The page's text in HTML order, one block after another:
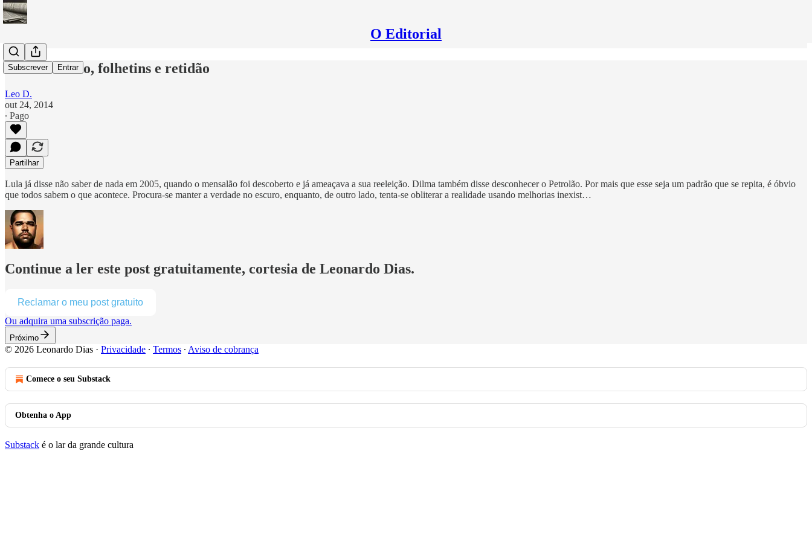
O Editorial
Subscrever Entrar
Saber de tudo, folhetins e retidão
Leo D.
out 24, 2014
∙ Pago
Partilhar
Lula já disse não saber de nada em 2005, quando o mensalão foi descoberto e já ameaçava a sua reeleição. Dilma também disse desconhecer o Petrolão. Por mais que esse seja um padrão que se repita, é óbvio
que todos sabem o que acontece. Procura-se manter a verdade no escuro, enquanto, de outro lado, tenta-se obliterar a realidade usando melhorias inexist…
Continue a ler este post gratuitamente, cortesia de Leonardo Dias.
Reclamar o meu post gratuito
Ou adquira uma subscrição paga.
Próximo
© 2026 Leonardo Dias · Privacidade ∙ Termos ∙ Aviso de cobrança
Comece o seu Substack
Obtenha o App
Substack é o lar da grande cultura